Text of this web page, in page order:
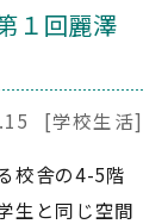
１回麗澤
[学校生活]
校舎の4-5階
生と同じ空間